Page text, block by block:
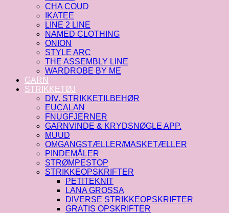
CHA COUD
IKATEE
LINE 2 LINE
NAMED CLOTHING
ONION
STYLE ARC
THE ASSEMBLY LINE
WARDROBE BY ME
GARN
STRIKKETØJ
DIV. STRIKKETILBEHØR
EUCALAN
FNUGFJERNER
GARNVINDE & KRYDSNØGLE APP.
MUUD
OMGANGSTÆLLER/MASKETÆLLER
PINDEMÅLER
STRØMPESTOP
STRIKKEOPSKRIFTER
PETITEKNIT
LANA GROSSA
DIVERSE STRIKKEOPSKRIFTER
GRATIS OPSKRIFTER